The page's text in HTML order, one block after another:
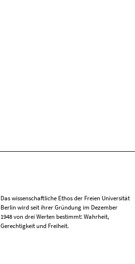
Das wissenschaftliche Ethos der Freien Universität
Berlin wird seit ihrer Gründung im Dezember
1948 von drei Werten bestimmt: Wahrheit,
Gerechtigkeit und Freiheit.